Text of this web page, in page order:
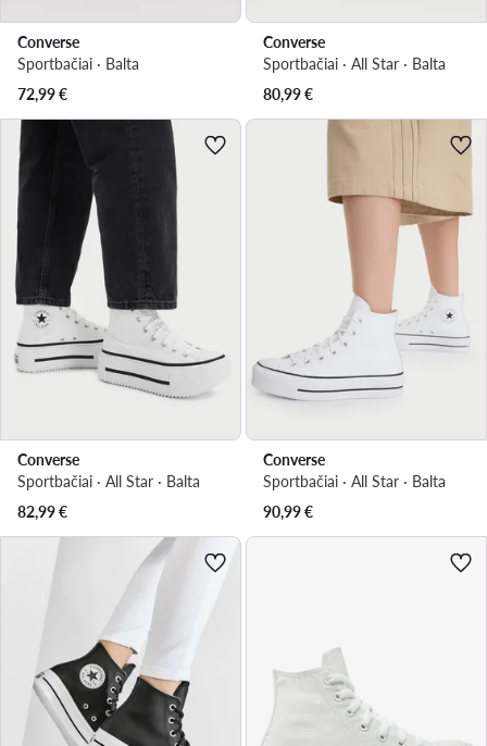
Converse
Sportbačiai · Balta
72,99€
Converse
Sportbačiai · All Star · Balta
80,99€
Converse
Sportbačiai · All Star · Balta
82,99€
Converse
Sportbačiai · All Star · Balta
90,99€